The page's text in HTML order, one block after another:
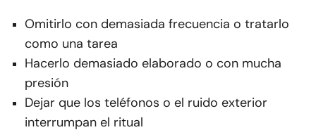
Omitirlo con demasiada frecuencia o tratarlo
como una tarea
Hacerlo demasiado elaborado o con mucha
presión
Dejar que los teléfonos o el ruido exterior
interrumpan el ritual